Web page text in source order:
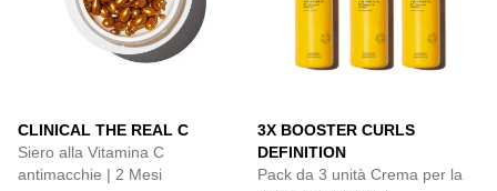
CLINICAL THE REAL C
Siero alla Vitamina C
antimacchie | 2 Mesi
3X BOOSTER CURLS
DEFINITION
Pack da 3 unità Crema per la